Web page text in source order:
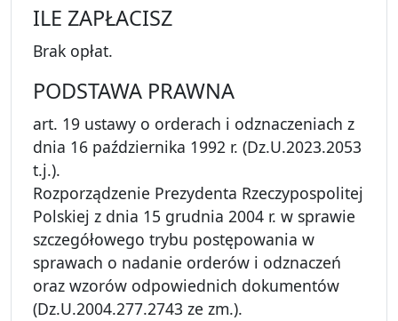
ILE ZAPŁACISZ
Brak opłat.
PODSTAWA PRAWNA
art. 19 ustawy o orderach i odznaczeniach z
dnia 16 października 1992 r. (Dz.U.2023.2053
t.j.).
Rozporządzenie Prezydenta Rzeczypospolitej
Polskiej z dnia 15 grudnia 2004 r. w sprawie
szczegółowego trybu postępowania w
sprawach o nadanie orderów i odznaczeń
oraz wzorów odpowiednich dokumentów
(Dz.U.2004.277.2743 ze zm.).